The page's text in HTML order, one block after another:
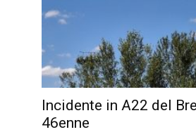
Incidente in A22 del
46enne